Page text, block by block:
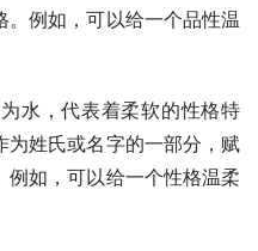
例如，可以给一个品性温
水，代表着柔软的性格特
为姓氏或名字的一部分，赋
如，可以给一个性格温柔